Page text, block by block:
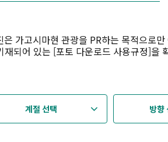
가고시마현 관광을 PR하는 목적으로
재되어 있는 [포토 다운로드 사용규정]을
계절 선택 방향